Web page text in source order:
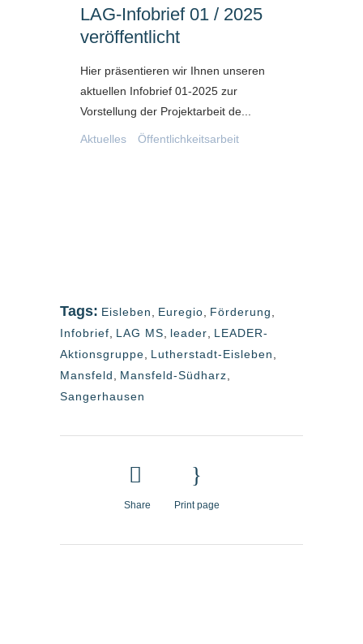
LAG-Infobrief 01 / 2025
veröffentlicht
Hier präsentieren wir Ihnen unseren
aktuellen Infobrief 01-2025 zur
Vorstellung der Projektarbeit de...
Aktuelles Öffentlichkeitsarbeit
Tags: Eisleben Euregio Förderung
Infobrief
LAG MS leader
LEADER-
Aktionsgruppe
Lutherstadt-Eisleben
Mansfeld
Mansfeld-Südharz
Sangerhausen
Share Print page